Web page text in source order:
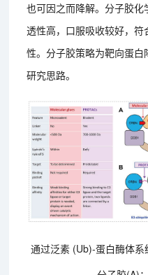
也可因之而降解。分子胶
透性高，口服吸收较好，
性。分子胶策略为靶向蛋
研究思路。
通过泛素 (Ub)-蛋白酶体系